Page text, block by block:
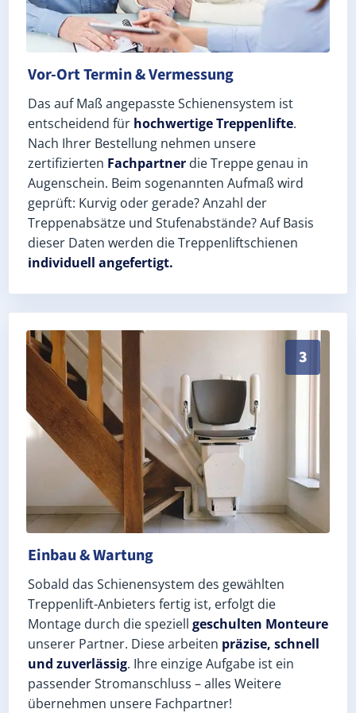
Vor-Ort Termin & Vermessung
Das auf Maß angepasste Schienensystem ist
entscheidend für hochwertige Treppenlifte.
Nach Ihrer Bestellung nehmen unsere
zertifizierten Fachpartner die Treppe genau in
Augenschein. Beim sogenannten Aufmaß wird
geprüft: Kurvig oder gerade? Anzahl der
Treppenabsätze und Stufenabstände? Auf Basis
dieser Daten werden die Treppenliftschienen
individuell angefertigt.
3
Schneller, sauberer Einbau durch zertifizierte
Einbau & Wartung
Sobald das Schienensystem des gewählten
Treppenlift-Anbieters fertig ist, erfolgt die
Montage durch die speziell geschulten Monteure
unserer Partner. Diese arbeiten präzise, schnell
und zuverlässig. Ihre einzige Aufgabe ist ein
passender Stromanschluss – alles Weitere
übernehmen unsere Fachpartner!